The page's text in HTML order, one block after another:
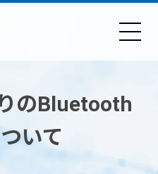
のBluetooth
いて